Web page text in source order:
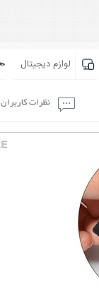
لوازم دیجیتال
نظرات کاربران